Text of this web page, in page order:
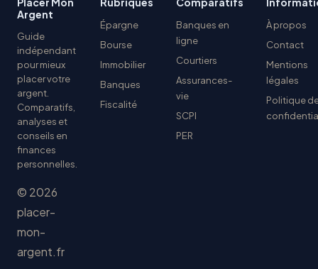
Argent
Guide
indépendant
pour mieux
placer votre
argent.
Comparatifs,
analyses et
conseils en
finances
personnelles.
© 2026
placer-
mon-
argent.fr
Épargne
Bourse
Immobilier
Banques
Fiscalité
Banques en
ligne
Courtiers
Assurances-
vie
SCPI
PER
À propos
Contact
Mentions
légales
Politique